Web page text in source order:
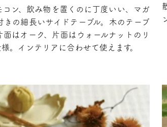
コン、飲み物を置くのに丁度いい、マガ
きの細長いサイドテーブル。木のテーブ
面はオーク、片面はウォールナットのリ
。インテリアに合わせて使えます。